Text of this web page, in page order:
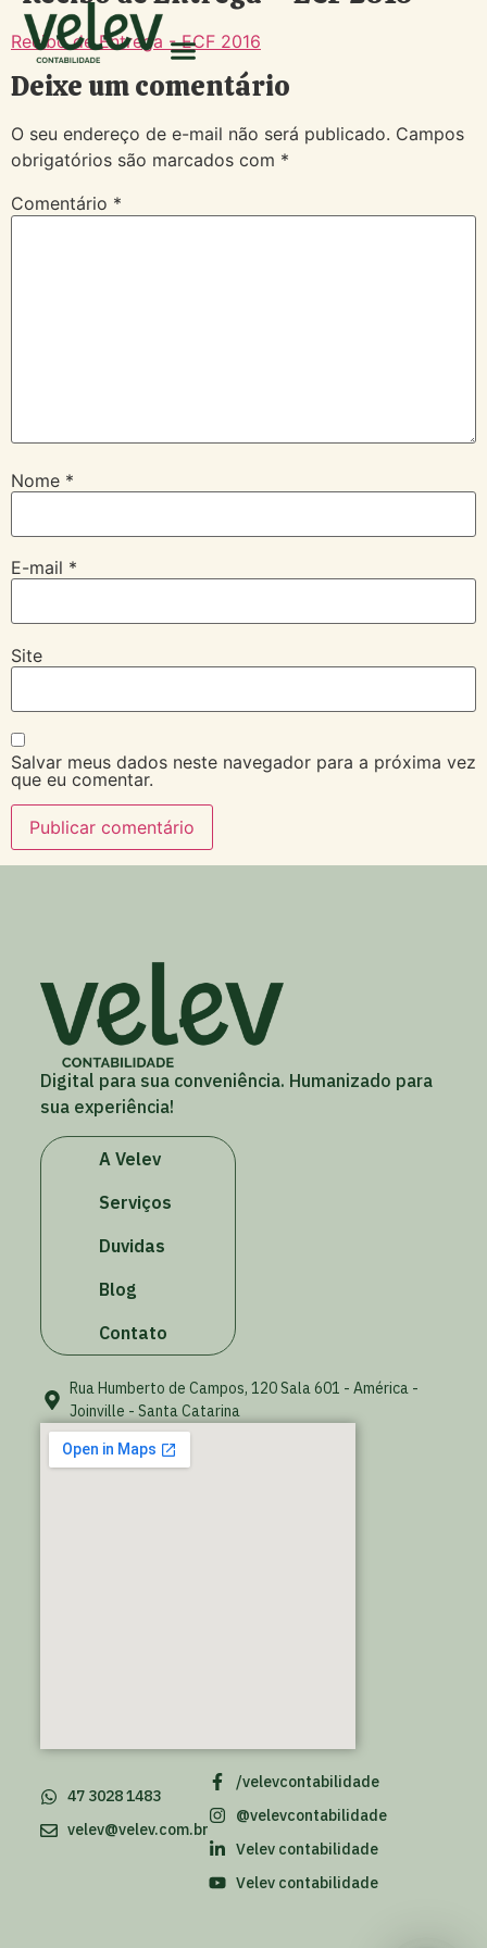
Recibo de Entrega - ECF 2016
Deixe um comentário
O seu endereço de e-mail não será publicado. Campos
obrigatórios são marcados com *
Comentário *
Nome *
E-mail *
Site
Salvar meus dados neste navegador para a próxima vez
que eu comentar.
Digital para sua conveniência. Humanizado para
sua experiência!
A Velev
Serviços
Duvidas
Blog
Contato
Rua Humberto de Campos, 120 Sala 601 - América -
Joinville - Santa Catarina
/velevcontabilidade
@velevcontabilidade
Velev contabilidade
Velev contabilidade
47 3028 1483
velev@velev.com.br